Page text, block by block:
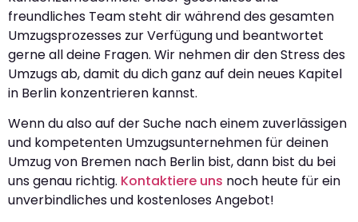
freundliches Team steht dir während des gesamten
Umzugsprozesses zur Verfügung und beantwortet
gerne all deine Fragen. Wir nehmen dir den Stress des
Umzugs ab, damit du dich ganz auf dein neues Kapitel
in Berlin konzentrieren kannst.
Wenn du also auf der Suche nach einem zuverlässigen
und kompetenten Umzugsunternehmen für deinen
Umzug von Bremen nach Berlin bist, dann bist du bei
uns genau richtig. Kontaktiere uns noch heute für ein
unverbindliches und kostenloses Angebot!